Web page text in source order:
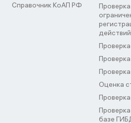
Справочник КоАП РФ
действий
Оценка
базе